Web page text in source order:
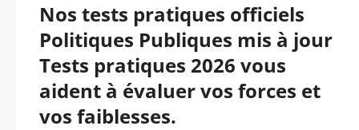
Nos tests pratiques officiels
Politiques Publiques mis à jour
Tests pratiques 2026 vous
aident à évaluer vos forces et
vos faiblesses.